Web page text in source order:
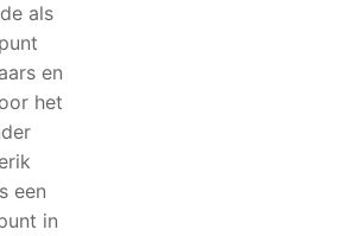
als
en
het
een
in